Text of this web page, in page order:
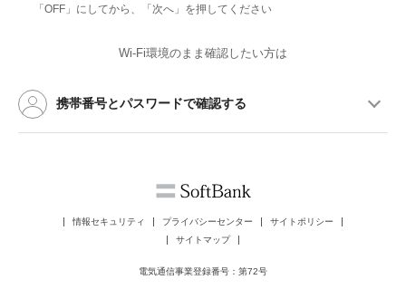
「OFF」にしてから、
「次へ」を押してください
Wi-Fi環境のまま確認したい方は
携帯番号とパスワードで確認する
情報セキュリティ プライバシーセンター
サイトポリシー
サイトマップ
電気通信事業登録番号：第72号